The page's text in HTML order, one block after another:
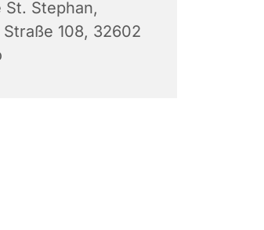
St. Stephan,
Straße 108, 32602